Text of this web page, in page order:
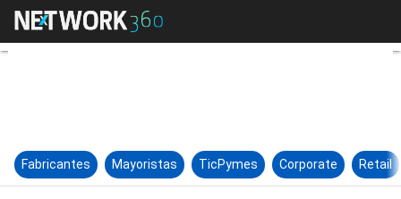
Virtual Cable: la plataforma
Fabricantes Mayoristas TicPymes Corporate Retail